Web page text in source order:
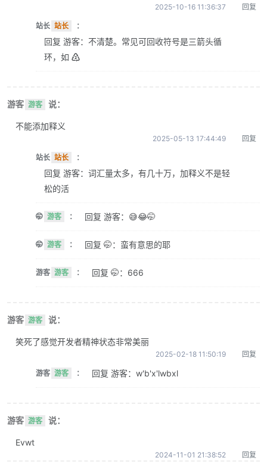
2025-10-16 11:36:37 回复
站长 站长 ：
回复 游客：不清楚。常见可回收符号是三箭头循
环，如 ♴
游客 游客 说：
不能添加释义
2025-05-13 17:44:49 回复
站长 站长 ：
回复 游客：词汇量太多，有几十万，加释义不是轻
松的活
🤭 游客 ： 回复 游客：😅😂🤭
🤭 游客 ： 回复 🤭：蛮有意思的耶
游客 游客 ： 回复 🤭：666
游客 游客 说：
笑死了感觉开发者精神状态非常美丽
2025-02-18 11:50:19 回复
游客 游客 ： 回复 游客：w'b'x'lwbxl
游客 游客 说：
Evwt
2024-11-01 21:38:52 回复